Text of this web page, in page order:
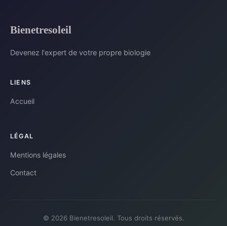
Bienetresoleil
Devenez l'expert de votre propre biologie
LIENS
Accueil
LÉGAL
Mentions légales
Contact
© 2026 Bienetresoleil. Tous droits réservés.